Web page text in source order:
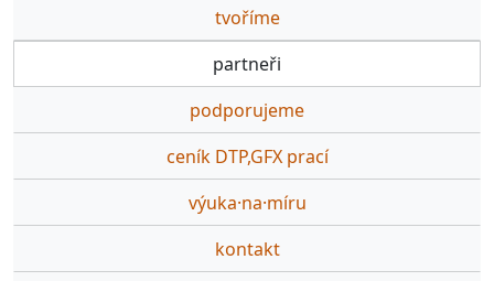
tvoříme
partneři
podporujeme
ceník DTP,GFX prací
výuka·na·míru
kontakt